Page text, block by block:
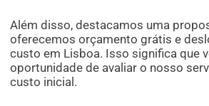
Além disso, destacamos uma
oferecemos orçamento grátis e
custo em Lisboa. Isso significa que
oportunidade de avaliar o nosso
custo inicial.